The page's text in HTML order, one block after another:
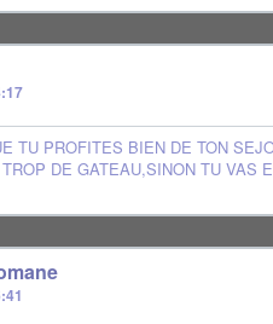
TU PROFITES BIEN DE TON
DE GATEAU,SINON TU VAS